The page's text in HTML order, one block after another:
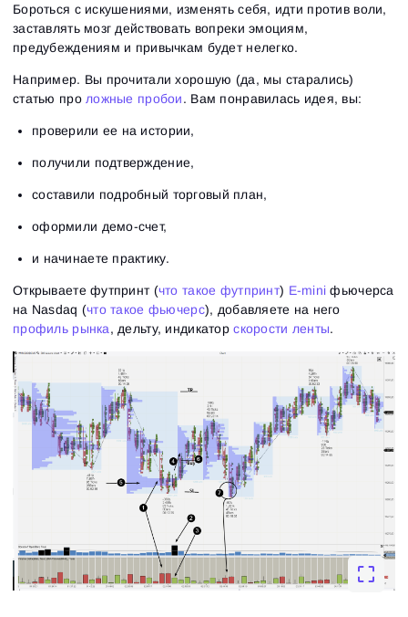
Бороться с искушениями, изменять себя, идти против воли,
заставлять мозг действовать вопреки эмоциям,
предубеждениям и привычкам будет нелегко.
Например. Вы прочитали хорошую (да, мы старались)
статью проложные пробои. Вам понравилась идея, вы:
проверили ее на истории,
получили подтверждение,
составили подробный торговый план,
оформили демо-счет,
и начинаете практику.
Открываете футпринт (что такое футпринт) E-miniфьючерса
на Nasdaq (что такое фьючерс), добавляете на него
профиль рынка, дельту, индикаторскорости ленты.
Email
Пароль
Войти
Восстановить пароль
Введи адрес электронной почты, и мы отправим
Email
Сбросить пароль
Регистрация
Я хочу получать специальные предложения от
Я принимаю:Terms of use
Ознакомьтесь с политикой конфиденциальности
Зарегистрироваться